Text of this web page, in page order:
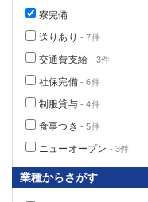
寮完備
送りあり - 7件
交通費支給 - 3件
社保完備- 6件
制服貸与- 4件
食事つき - 5件
ニューオープン - 3件
業種からさがす